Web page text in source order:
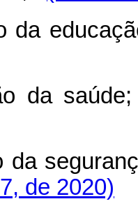
da
da saúde;
da
de 2020)